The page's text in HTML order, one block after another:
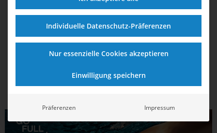
Juniorenweltmeister vom 3m-Brett
Bei den Junioren-Weltmeisterschaften im Wasserspringen in
Rio de Janeiro krönt sich Finn Awe aus Rostock zum neuen
Weltmeister vom 3m-Brett. Bereits aus dem Vorkampf nahm
er einen ordentlichen Vorsprung ins Finale mit – trotzdem
Individuelle Datenschutz-Präferenzen
Nur essenzielle Cookies akzeptieren
Einwilligung speichern
Präferenzen Impressum